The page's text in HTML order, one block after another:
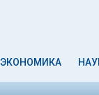
ЭКОНОМИКА